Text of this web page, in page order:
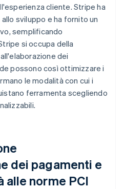
cliente. Stripe ha
sviluppo e ha fornito un
semplificando
si occupa della
dei
possono così ottimizzare i
le modalità con cui i
ferramenta scegliendo
dei pagamenti e
norme PCI